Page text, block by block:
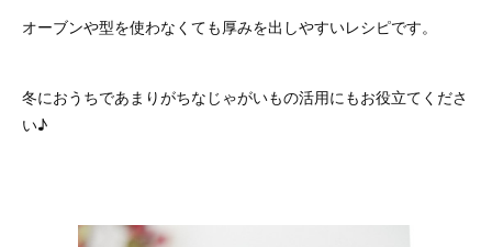
オーブンや型を使わなくても厚みを出しやすいレシピです。
冬におうちであまりがちなじゃがいもの活用にもお役立てくださ
い♪